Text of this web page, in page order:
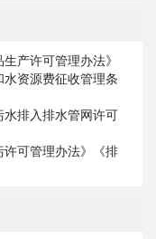
产许可管理办法》
资源费征收管理条
排入排水管网许可
可管理办法》《排